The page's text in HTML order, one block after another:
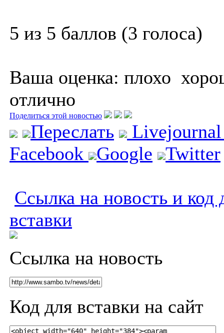
5 из 5 баллов (3 голоса)
Ваша оценка: плохо
отлично
Поделиться этой новостью
Переслать
Facebook
Google Twitter
Ссылка на новость и код
вставки
Ссылка на новость
Код для вставки на сайт